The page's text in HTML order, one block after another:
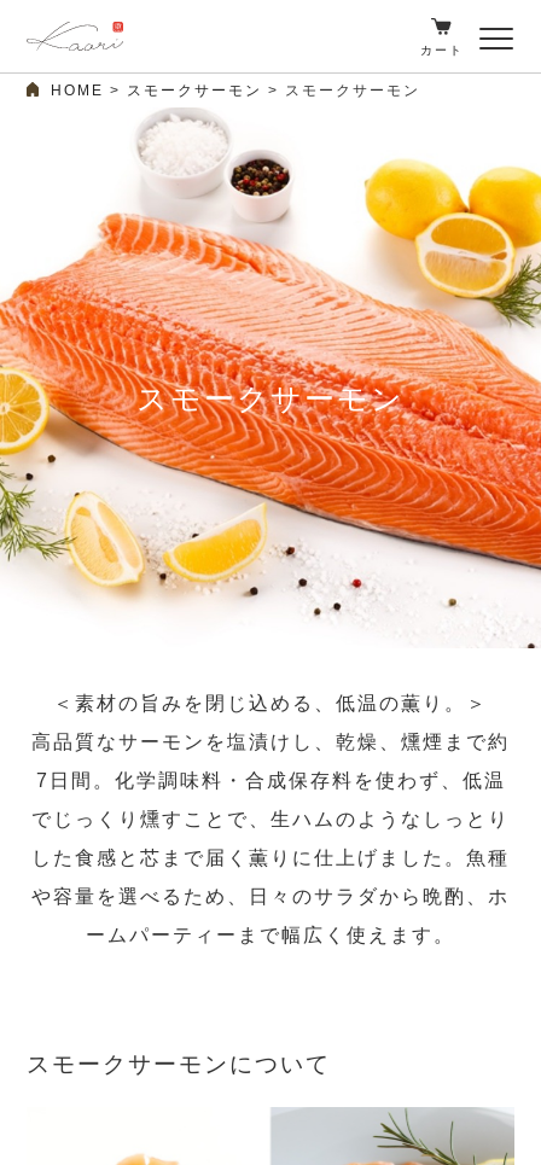
カート
HOME スモークサーモン スモークサーモン
スモークサーモン
＜素材の旨みを閉じ込める、低温の薫り。＞
高品質なサーモンを塩漬けし、乾燥、燻煙まで約
7日間。化学調味料・合成保存料を使わず、低温
でじっくり燻すことで、生ハムのようなしっとり
した食感と芯まで届く薫りに仕上げました。魚種
や容量を選べるため、日々のサラダから晩酌、ホ
ームパーティーまで幅広く使えます。
スモークサーモンについて